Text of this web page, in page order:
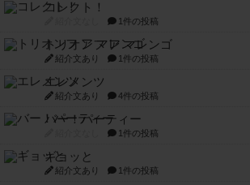
コレクト！
1件の投稿
トリオンフ ア マレンゴ
紹介文あり 1件の投稿
エレメンツ
紹介文あり 4件の投稿
バー！パーティー
1件の投稿
ギョッと
紹介文あり 1件の投稿